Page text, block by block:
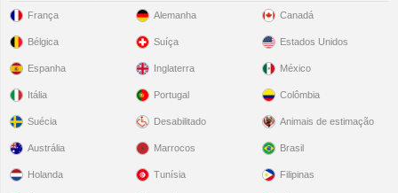
França
Bélgica
Espanha
Itália
Suécia
Alemanha
Suíça
Inglaterra
Portugal
Desabilitado
Canadá
Estados Unidos
México
Colômbia
Animais de estimação
Austrália
Holanda
Marrocos
Tunísia
Brasil
Filipinas